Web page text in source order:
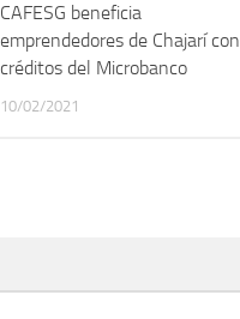
CAFESG beneficia
emprendedores de Chajarí con
créditos del Microbanco
10/02/2021